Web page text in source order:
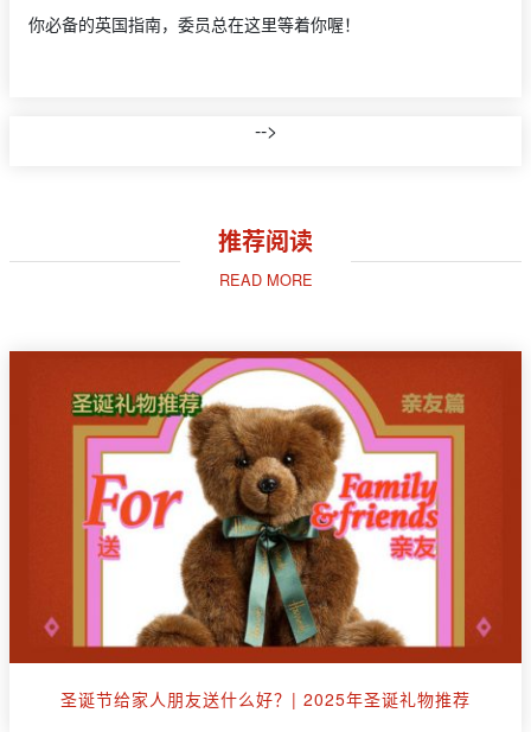
你必备的英国指南，委员总在这里等着你喔！
-->
推荐阅读
READ MORE
圣诞节给家人朋友送什么好？| 2025年圣诞礼物推荐